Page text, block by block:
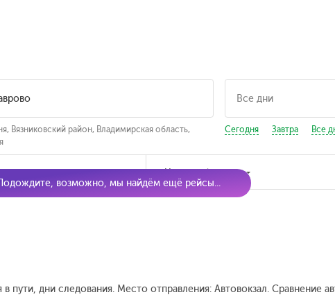
Вязниковский район, Владимирская область,
Сегодня Завтра Все
Наличие билетов
дни следования. Место отправления: Автовокзал. Сравнение
возможно, мы найдём ещё рейсы...